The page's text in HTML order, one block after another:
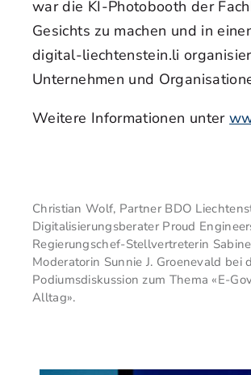
war die KI-Photobooth der
Gesichts zu machen und in
digital-liechtenstein.li
Unternehmen und
Weitere Informationen unter
Christian Wolf, Partner BDO
Digitalisierungsberater Proud
Regierungschef-Stellvertreterin
Moderatorin Sunnie J. Groenevald bei
Podiumsdiskussion zum Thema «E-
Alltag».